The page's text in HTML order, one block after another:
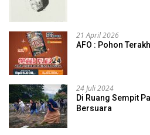
21 April 2026
AFO : Pohon
24 Juli 2024
Di Ruang Sempit
Bersuara